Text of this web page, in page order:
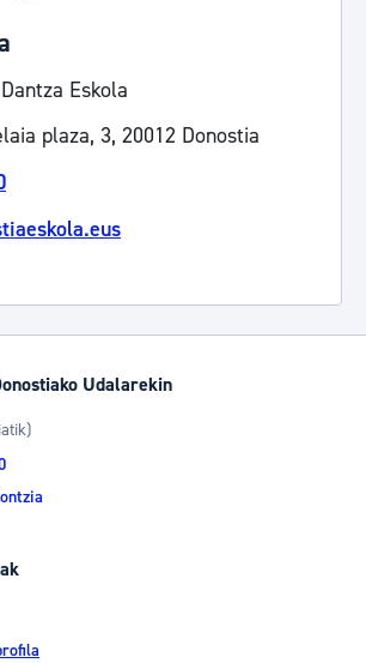
Eskola
plaza, 3, 20012 Donostia
Udalarekin